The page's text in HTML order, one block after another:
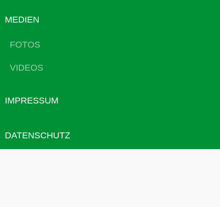
MEDIEN
FOTOS
VIDEOS
IMPRESSUM
DATENSCHUTZ